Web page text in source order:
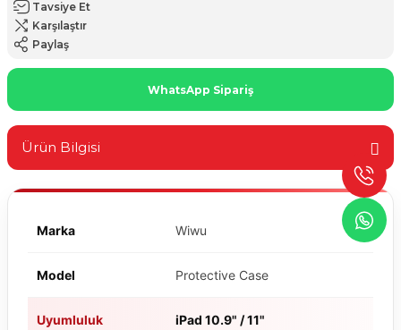
Tavsiye Et
Karşılaştır
Paylaş
WhatsApp Sipariş
Ürün Bilgisi
Marka Wiwu
Model Protective Case
Uyumluluk iPad 10.9" / 11"